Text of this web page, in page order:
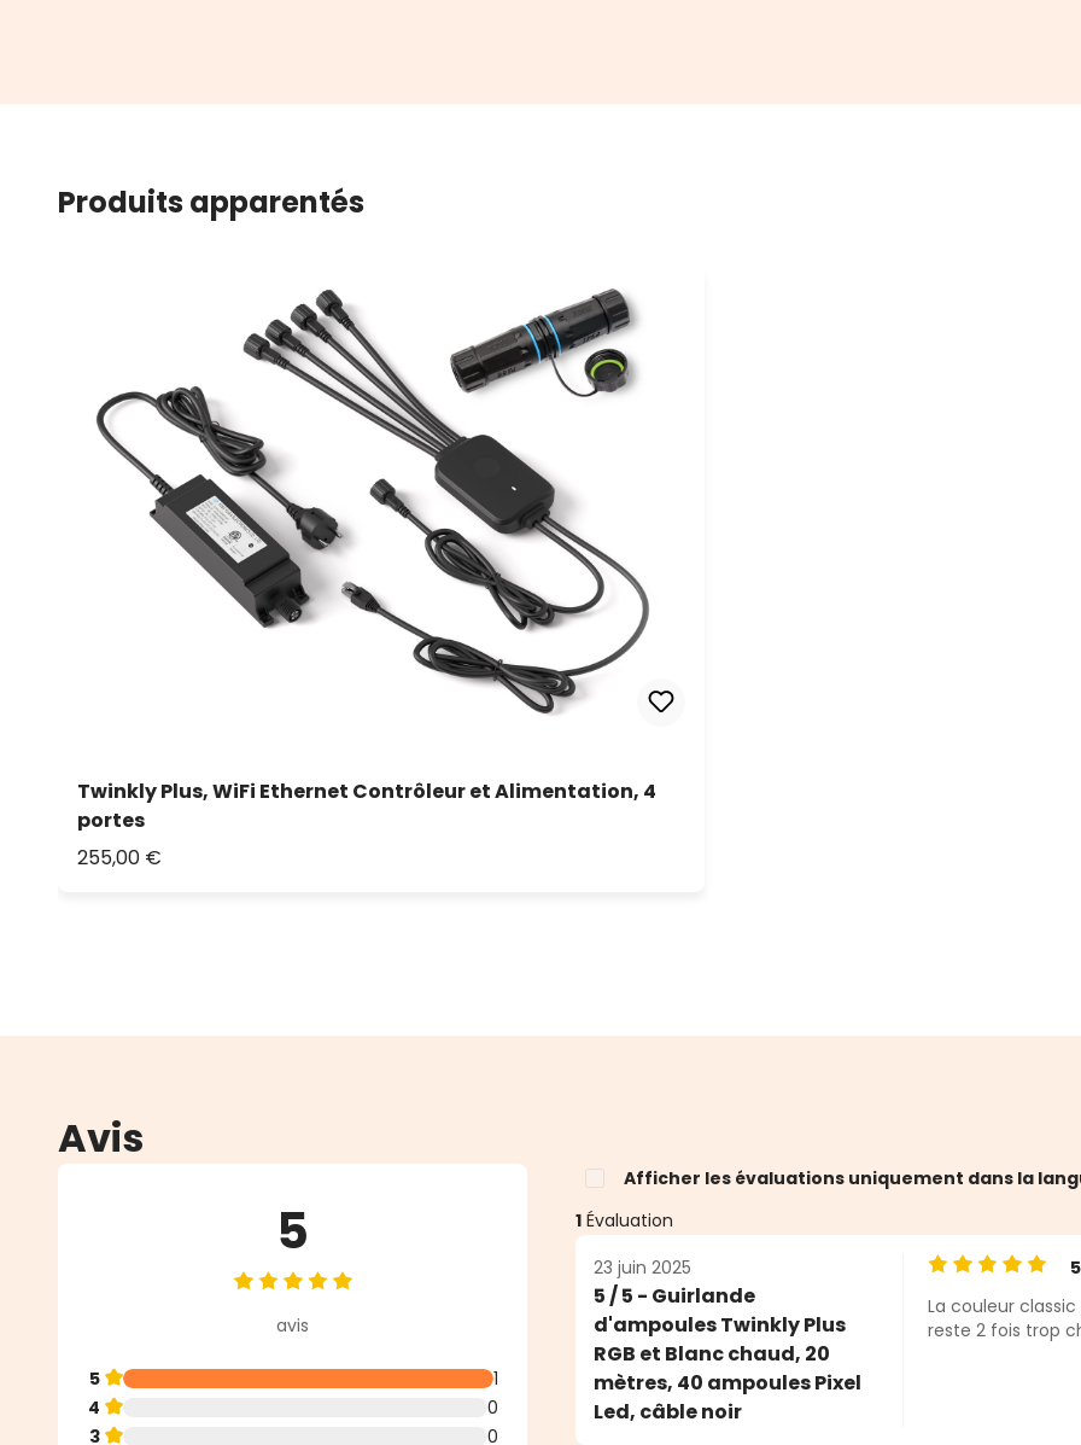
Produits apparentés
Twinkly Plus, WiFi Ethernet Contrôleur et Alimentation, 4
portes
255,00 €
Avis
5
Note moyenne de 5 sur 5 étoiles
avis
5
1
4
0
3
0
Afficher les évaluations uniquement dans la
1 Évaluation
23 juin 2025
5 / 5 - Guirlande
d'ampoules Twinkly Plus
RGB et Blanc chaud, 20
mètres, 40 ampoules Pixel
Led, câble noir
Note moyenne
5
La couleur
reste 2 fois trop